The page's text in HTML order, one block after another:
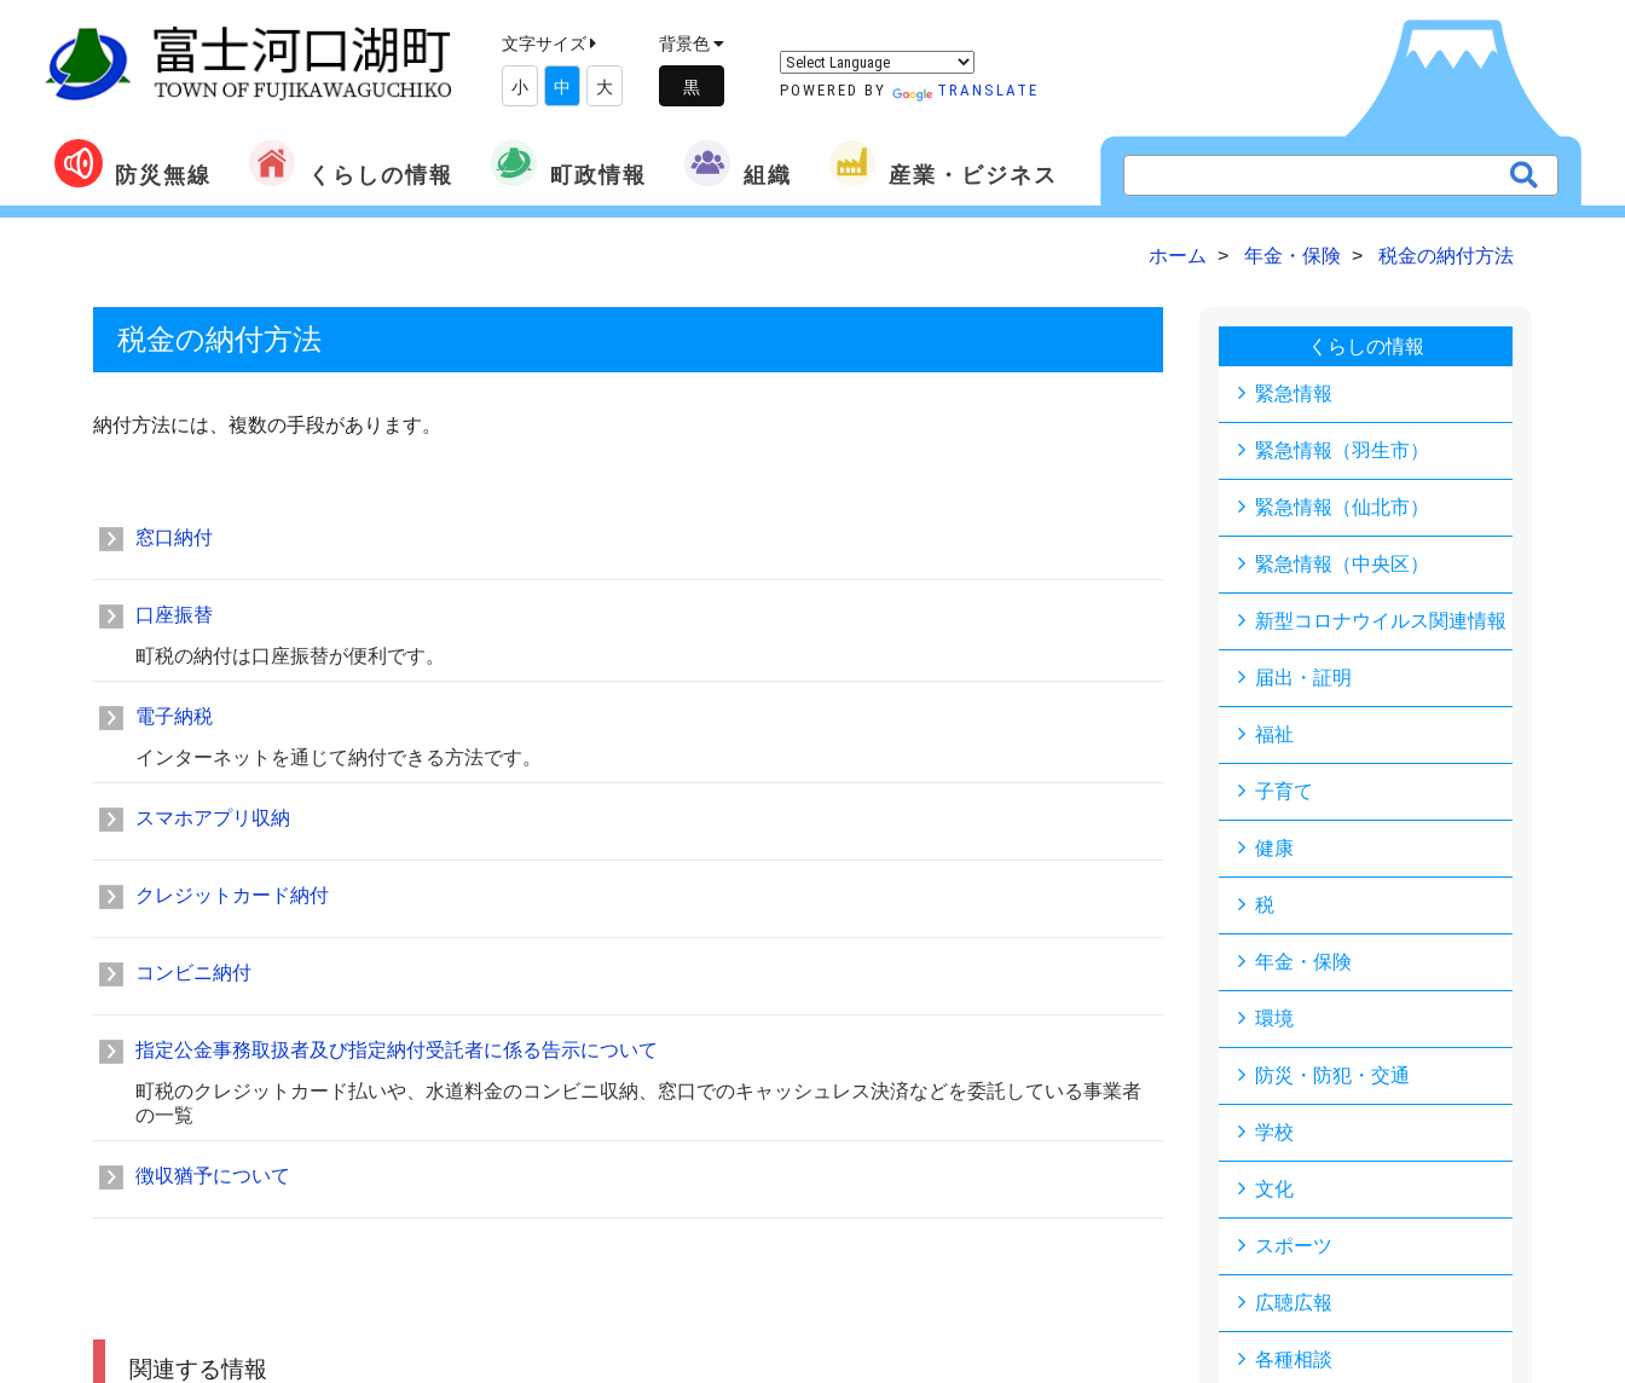
文字サイズ
小 中 大
背景色
POWERED BY TRANSLATE
防災無線 くらしの情報 町政情報 組織 産業・ビジネス
ホーム 年金・保険 税金の納付方法
税金の納付方法
納付方法には、複数の手段があります。
窓口納付
口座振替
町税の納付は口座振替が便利です。
電子納税
インターネットを通じて納付できる方法です。
スマホアプリ収納
クレジットカード納付
コンビニ納付
指定公金事務取扱者及び指定納付受託者に係る告示について
町税のクレジットカード払いや、水道料金のコンビニ収納、窓口でのキャッシュレス決済などを委託している事業者
の一覧
徴収猶予について
関連する情報
くらしの情報
緊急情報
緊急情報（羽生市）
緊急情報（仙北市）
緊急情報（中央区）
新型コロナウイルス関連情報
届出・証明
福祉
子育て
健康
税
年金・保険
環境
防災・防犯・交通
学校
文化
スポーツ
広聴広報
各種相談